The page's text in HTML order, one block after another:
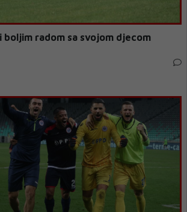
boljim radom sa svojom djecom